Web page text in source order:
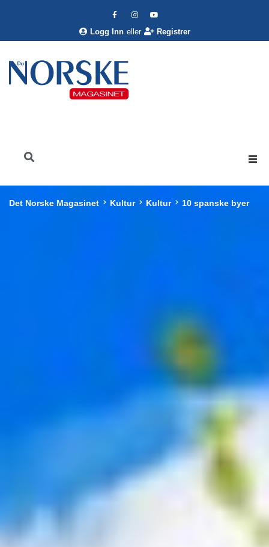
Logg Inn eller Registrer
Det Norske Magasinet Kultur Kultur 10 spanske byer